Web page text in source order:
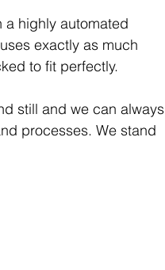
highly automated
exactly as much
to fit perfectly.
still and we can always
processes. We stand